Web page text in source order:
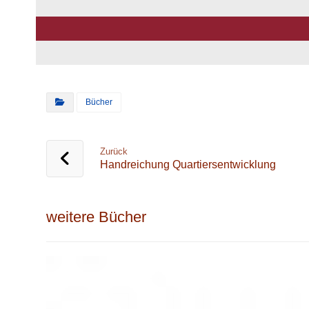
Bücher
Zurück
Handreichung Quartiersentwicklung
weitere Bücher